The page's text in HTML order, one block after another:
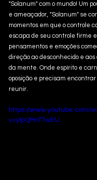
"Solanum" com o mundo! Um
e ameaçador, "Solanum" se
momentos em que o controle
escapa de seu controle firme e
pensamentos e emoções
direção ao desconhecido e aos
da mente. Onde espírito e
oposição e precisam
reunir.
https://www.youtube.com/
v=ylpQMnTTwEU